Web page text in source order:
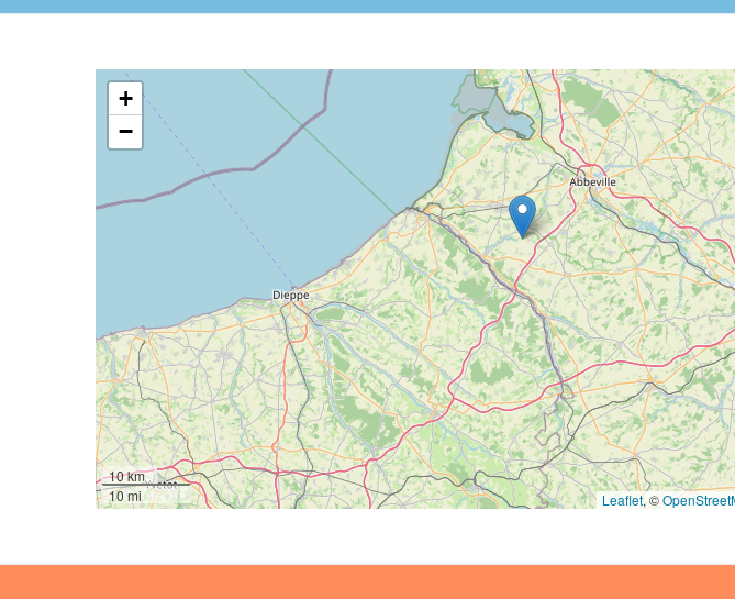
+
−
10 km
10 mi
Leaflet, ©